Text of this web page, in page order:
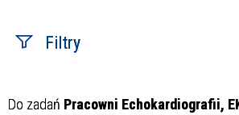
Filtry
nazwisko
Do zadań Pracowni Echokardiografii,